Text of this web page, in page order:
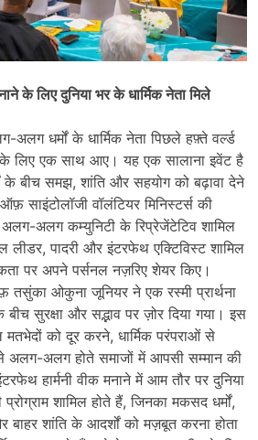
के लिए दुनिया भर के धार्मिक नेता मिले
धर्मों के धार्मिक नेता पिछले हफ़्ते वर्ल्ड
के लिए एक साथ आए। यह एक सालाना इवेंट है
बीच समझ, शांति और सहयोग को बढ़ावा देने
साइंटोलॉजी वॉलंटियर मिनिस्टर्स की
अलग-अलग कम्युनिटी के रिप्रेजेंटेटिव शामिल
लीडर, पादरी और इंटरफेथ एक्टिविस्ट शामिल
पर अपने पर्सनल नज़रिए शेयर किए।
ओकुना जूनियर ने एक रस्मी प्रार्थना
सुरक्षा और सद्भाव पर ज़ोर दिया गया। इस
को दूर करने, धार्मिक परंपराओं से
अलग-अलग होते समाजों में आपसी सम्मान की
हार्मनी वीक मनाने में आम तौर पर दुनिया
शामिल होते हैं, जिनका मकसद धर्मों,
शांति के आदर्शों को मज़बूत करना होता